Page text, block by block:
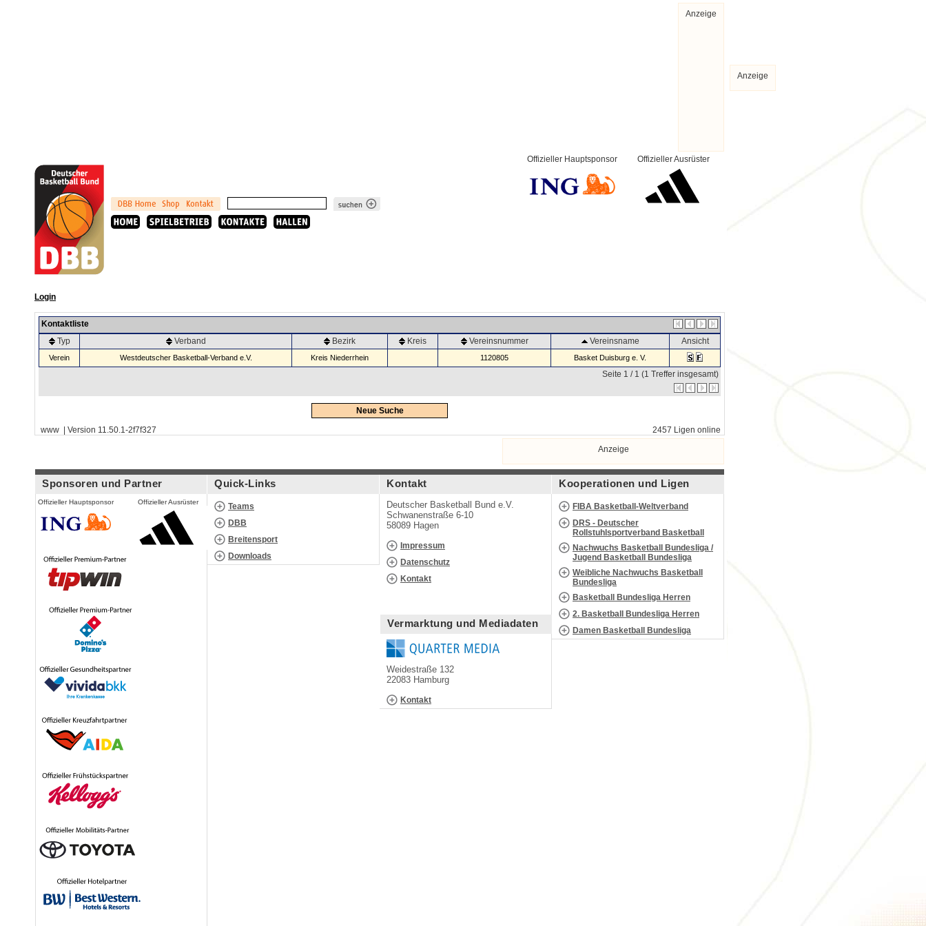
Anzeige
Offizieller Ausrüster
Offizieller Hauptsponsor
Login
Kontaktliste
Typ
Verband Bezirk Kreis Vereinsnummer Vereinsname Ansicht
Verein Westdeutscher Basketball-Verband e.V. Kreis Niederrhein 1120805 Basket Duisburg e. V.
Seite 1 / 1 (1 Treffer insgesamt)
Neue Suche
www | Version 11.50.1-2f7f327
2457 Ligen online
Anzeige
Sponsoren und Partner
Offizieller Hauptsponsor Offizieller Ausrüster
Quick-Links
Teams
DBB
Breitensport
Downloads
Kontakt
Deutscher Basketball Bund e.V.
Schwanenstraße 6-10
58089 Hagen
Impressum
Datenschutz
Kontakt
Vermarktung und Mediadaten
Weidestraße 132
22083 Hamburg
Kontakt
Kooperationen und Ligen
FIBA Basketball-Weltverband
DRS - Deutscher
Rollstuhlsportverband Basketball
Nachwuchs Basketball Bundesliga /
Jugend Basketball Bundesliga
Weibliche Nachwuchs Basketball
Bundesliga
Basketball Bundesliga Herren
2. Basketball Bundesliga Herren
Damen Basketball Bundesliga
Anzeige